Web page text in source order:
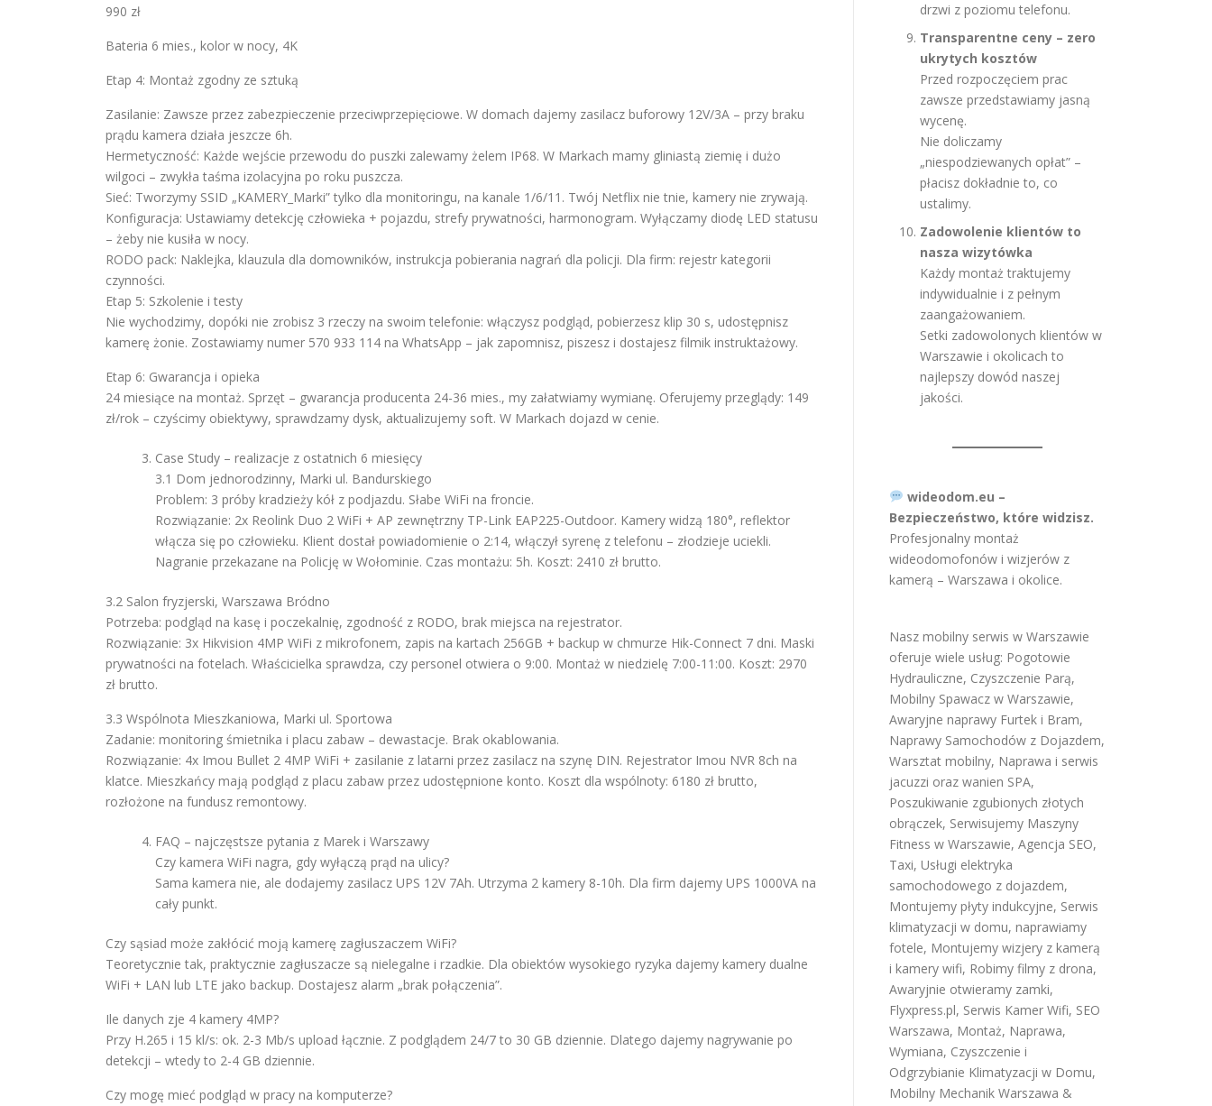
990 zł
Bateria 6 mies., kolor w nocy, 4K
Etap 4: Montaż zgodny ze sztuką
Zasilanie: Zawsze przez zabezpieczenie przeciwprzepięciowe. W domach dajemy zasilacz buforowy 12V/3A – przy braku
prądu kamera działa jeszcze 6h.
Hermetyczność: Każde wejście przewodu do puszki zalewamy żelem IP68. W Markach mamy gliniastą ziemię i dużo
wilgoci – zwykła taśma izolacyjna po roku puszcza.
Sieć: Tworzymy SSID „KAMERY_Marki” tylko dla monitoringu, na kanale 1/6/11. Twój Netflix nie tnie, kamery nie zrywają.
Konfiguracja: Ustawiamy detekcję człowieka + pojazdu, strefy prywatności, harmonogram. Wyłączamy diodę LED statusu
– żeby nie kusiła w nocy.
RODO pack: Naklejka, klauzula dla domowników, instrukcja pobierania nagrań dla policji. Dla firm: rejestr kategorii
czynności.
Etap 5: Szkolenie i testy
Nie wychodzimy, dopóki nie zrobisz 3 rzeczy na swoim telefonie: włączysz podgląd, pobierzesz klip 30 s, udostępnisz
kamerę żonie. Zostawiamy numer 570 933 114 na WhatsApp – jak zapomnisz, piszesz i dostajesz filmik instruktażowy.
Etap 6: Gwarancja i opieka
24 miesiące na montaż. Sprzęt – gwarancja producenta 24-36 mies., my załatwiamy wymianę. Oferujemy przeglądy: 149
zł/rok – czyścimy obiektywy, sprawdzamy dysk, aktualizujemy soft. W Markach dojazd w cenie.
Case Study – realizacje z ostatnich 6 miesięcy
3.1 Dom jednorodzinny, Marki ul. Bandurskiego
Problem: 3 próby kradzieży kół z podjazdu. Słabe WiFi na froncie.
Rozwiązanie: 2x Reolink Duo 2 WiFi + AP zewnętrzny TP-Link EAP225-Outdoor. Kamery widzą 180°, reflektor
włącza się po człowieku. Klient dostał powiadomienie o 2:14, włączył syrenę z telefonu – złodzieje uciekli.
Nagranie przekazane na Policję w Wołominie. Czas montażu: 5h. Koszt: 2410 zł brutto.
3.2 Salon fryzjerski, Warszawa Bródno
Potrzeba: podgląd na kasę i poczekalnię, zgodność z RODO, brak miejsca na rejestrator.
Rozwiązanie: 3x Hikvision 4MP WiFi z mikrofonem, zapis na kartach 256GB + backup w chmurze Hik-Connect 7 dni. Maski
prywatności na fotelach. Właścicielka sprawdza, czy personel otwiera o 9:00. Montaż w niedzielę 7:00-11:00. Koszt: 2970
zł brutto.
3.3 Wspólnota Mieszkaniowa, Marki ul. Sportowa
Zadanie: monitoring śmietnika i placu zabaw – dewastacje. Brak okablowania.
Rozwiązanie: 4x Imou Bullet 2 4MP WiFi + zasilanie z latarni przez zasilacz na szynę DIN. Rejestrator Imou NVR 8ch na
klatce. Mieszkańcy mają podgląd z placu zabaw przez udostępnione konto. Koszt dla wspólnoty: 6180 zł brutto,
rozłożone na fundusz remontowy.
FAQ – najczęstsze pytania z Marek i Warszawy
Czy kamera WiFi nagra, gdy wyłączą prąd na ulicy?
Sama kamera nie, ale dodajemy zasilacz UPS 12V 7Ah. Utrzyma 2 kamery 8-10h. Dla firm dajemy UPS 1000VA na
cały punkt.
Czy sąsiad może zakłócić moją kamerę zagłuszaczem WiFi?
Teoretycznie tak, praktycznie zagłuszacze są nielegalne i rzadkie. Dla obiektów wysokiego ryzyka dajemy kamery dualne
WiFi + LAN lub LTE jako backup. Dostajesz alarm „brak połączenia”.
Ile danych zje 4 kamery 4MP?
Przy H.265 i 15 kl/s: ok. 2-3 Mb/s upload łącznie. Z podglądem 24/7 to 30 GB dziennie. Dlatego dajemy nagrywanie po
detekcji – wtedy to 2-4 GB dziennie.
Czy mogę mieć podgląd w pracy na komputerze?
drzwi z poziomu telefonu.
Transparentne ceny – zero
ukrytych kosztów
Przed rozpoczęciem prac
zawsze przedstawiamy jasną
wycenę.
Nie doliczamy
„niespodziewanych opłat” –
płacisz dokładnie to, co
ustalimy.
Zadowolenie klientów to
nasza wizytówka
Każdy montaż traktujemy
indywidualnie i z pełnym
zaangażowaniem.
Setki zadowolonych klientów w
Warszawie i okolicach to
najlepszy dowód naszej
jakości.
wideodom.eu –
Bezpieczeństwo, które widzisz.
Profesjonalny montaż
wideodomofonów i wizjerów z
kamerą – Warszawa i okolice.
Nasz mobilny serwis w Warszawie
oferuje wiele usług: Pogotowie
Hydrauliczne, Czyszczenie Parą,
Mobilny Spawacz w Warszawie,
Awaryjne naprawy Furtek i Bram,
Naprawy Samochodów z Dojazdem,
Warsztat mobilny, Naprawa i serwis
jacuzzi oraz wanien SPA,
Poszukiwanie zgubionych złotych
obrączek, Serwisujemy Maszyny
Fitness w Warszawie, Agencja SEO,
Taxi, Usługi elektryka
samochodowego z dojazdem,
Montujemy płyty indukcyjne, Serwis
klimatyzacji w domu, naprawiamy
fotele, Montujemy wizjery z kamerą
i kamery wifi, Robimy filmy z drona,
Awaryjnie otwieramy zamki,
Flyxpress.pl, Serwis Kamer Wifi, SEO
Warszawa, Montaż, Naprawa,
Wymiana, Czyszczenie i
Odgrzybianie Klimatyzacji w Domu,
Mobilny Mechanik Warszawa &